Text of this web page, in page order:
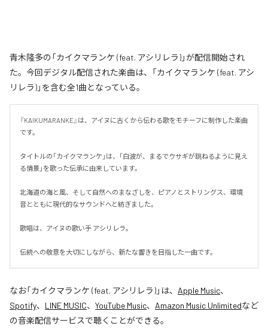
青木隆多の「カイクマランケ (feat. アシリレラ)」が配信開始され
た。今回デジタル配信された楽曲は、「カイクマランケ (feat. アシ
リレラ)」を含む全1曲となっている。
『KAIKUMARANKE』は、アイヌに古くから伝わる歌をモチーフに制作した楽曲
です。
タイトルの「カイクマランケ」は、「白波が、まるでウサギが跳ねるように見え
る情景」を歌った伝承に由来しています。
北海道の海と風、そして自然へのまなざしを、ピアノとストリングス、環境
音とともに現代的なサウンドへと紡ぎました。
歌唱は、アイヌの歌い手 アシリレラ。
伝統への敬意を大切にしながら、新たな響きを目指した一曲です。
なお「カイクマランケ (feat. アシリレラ)」は、 Apple Music、
Spotify、 LINE MUSIC、 YouTube Music、 Amazon Music Unlimitedなど
の音楽配信サービスで聴くことができる。